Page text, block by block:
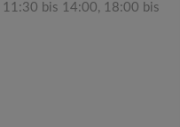
11:30 bis 14:00, 18:00 bis